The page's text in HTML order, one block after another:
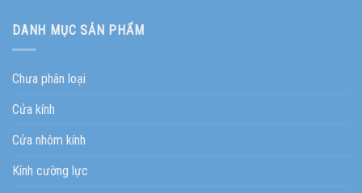
DANH MỤC SẢN PHẨM
Chưa phân loại
Cửa kính
Cửa nhôm kính
Kính cường lực